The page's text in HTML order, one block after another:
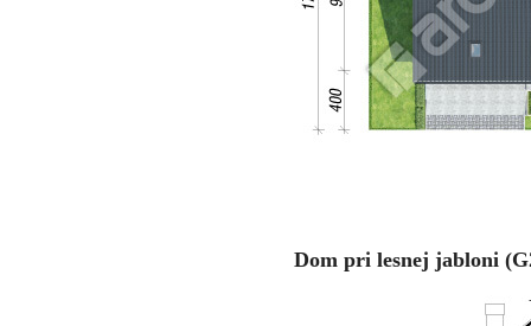
Dom pri lesnej jabloni